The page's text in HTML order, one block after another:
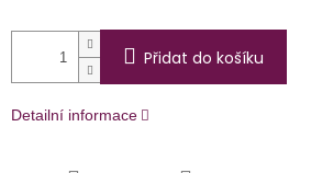
Přidat do košíku
Detailní informace